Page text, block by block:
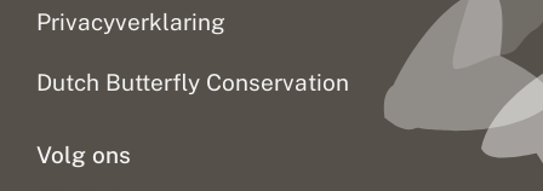
Privacyverklaring
Dutch Butterfly Conservation
Volg ons